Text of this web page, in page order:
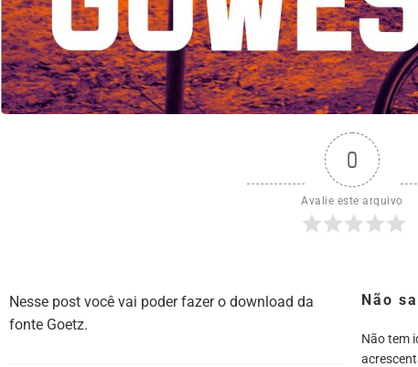
0
Avalie este arquivo
Nesse post você vai poder fazer o download da
fonte Goetz.
Não
Não tem